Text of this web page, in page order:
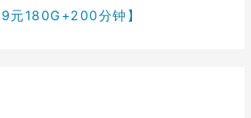
元180G+200分钟】